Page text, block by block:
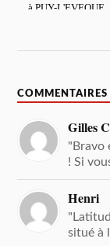
COMMENTAIRES
Gilles
"Bravo
! Si
Henri
situé à